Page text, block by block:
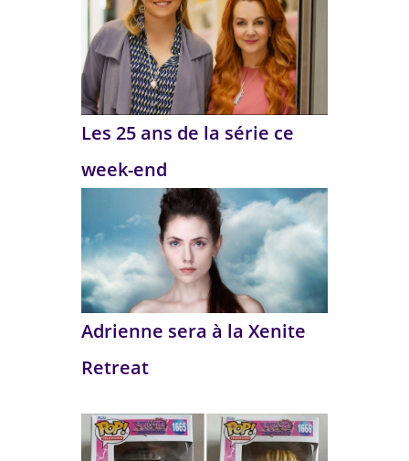
Les 25 ans de la série ce
week-end
Adrienne sera à la Xenite
Retreat